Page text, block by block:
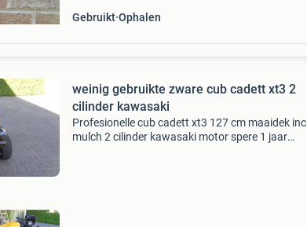
Gebruikt Ophalen
weinig gebruikte zware cub cadett xt3 2
cilinder kawasaki
Profesionelle cub cadett xt3 127 cm maaidek incl
mulch 2 cilinder kawasaki motor spere 1 jaar